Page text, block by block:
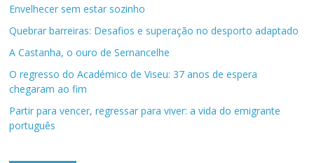
Envelhecer sem estar sozinho
Quebrar barreiras: Desafios e superação no desporto adaptado
A Castanha, o ouro de Sernancelhe
O regresso do Académico de Viseu: 37 anos de espera
chegaram ao fim
Partir para vencer, regressar para viver: a vida do emigrante
português